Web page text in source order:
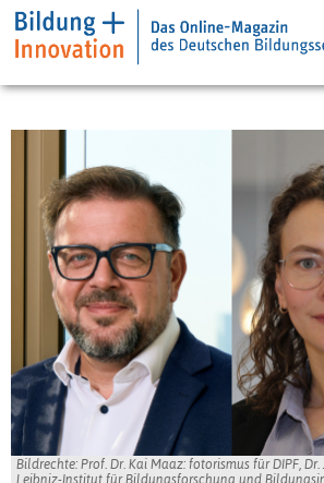
Bildrechte: Prof. Dr. Kai Maaz: fotorismus für DIPF, Dr.
Leibniz-Institut für Bildungsforschung und